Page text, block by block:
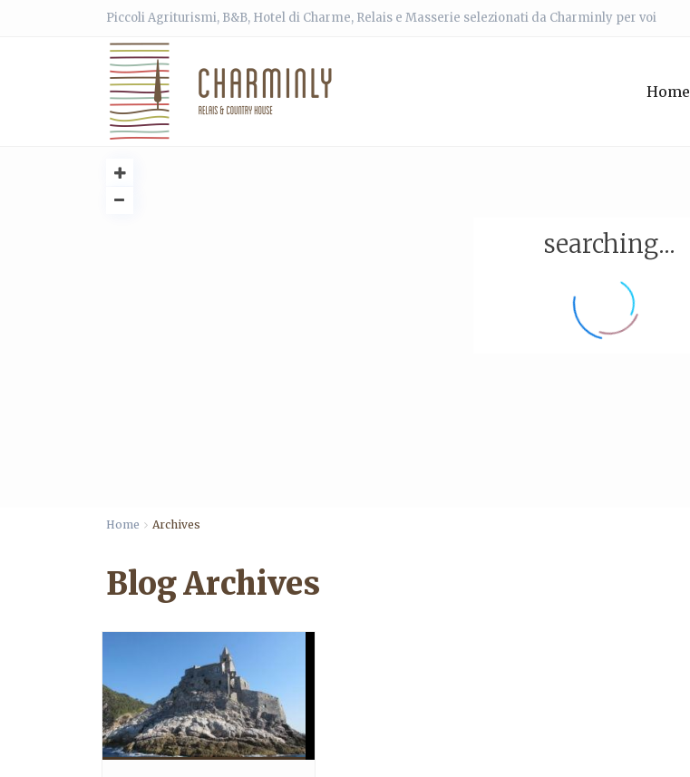
Piccoli Agriturismi, B&B, Hotel di Charme, Relais e Masserie selezionati da Charminly per voi
Home
searching...
Home Archives
Blog Archives